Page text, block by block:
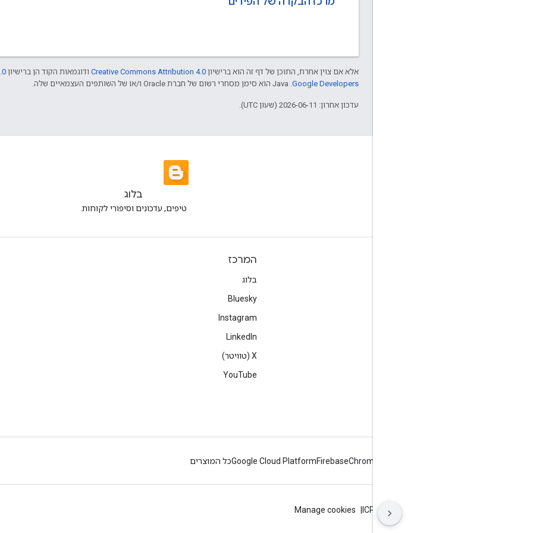
אלא אם צוין אחרת, התוכן של דף זה הוא ברישיון Creative Commons Attribution 4.0 ודוגמאות הקוד הן ברישיון
Google Developers‏
עדכון אחרון: 2026-06-11 (שעון UTC).
בלוג
טיפים, עדכונים וסיפורי לקוחות.
המרכז
בלוג
Bluesky
Instagram
LinkedIn
‫X (טוויטר)
YouTube
Chrome
Firebase
Google Cloud Platformכל המוצרים
ICP证合字B2-20070004号
Manage cookies